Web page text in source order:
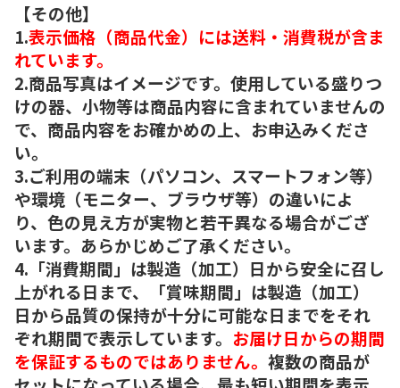
【その他】
1.表示価格（商品代金）には送料・消費税が含ま
れています。
2.商品写真はイメージです。使用している盛りつ
けの器、小物等は商品内容に含まれていませんの
で、商品内容をお確かめの上、お申込みくださ
い。
3.ご利用の端末（パソコン、スマートフォン等）
や環境（モニター、ブラウザ等）の違いによ
り、色の見え方が実物と若干異なる場合がござ
います。あらかじめご了承ください。
4.「消費期間」は製造（加工）日から安全に召し
上がれる日まで、「賞味期間」は製造（加工）
日から品質の保持が十分に可能な日までをそれ
ぞれ期間で表示しています。 お届け日からの期間
を保証するものではありません。 複数の商品が